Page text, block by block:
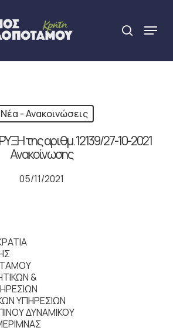
search
Menu
Νέα - Ανακοινώσεις
της αριθµ. 12139/27-10-2021
Ανακοίνωσης
05/11/2021
&
ΥΠΗΡΕΣΙΩΝ
ΔΥΝΑΜΙΚΟΥ
Close